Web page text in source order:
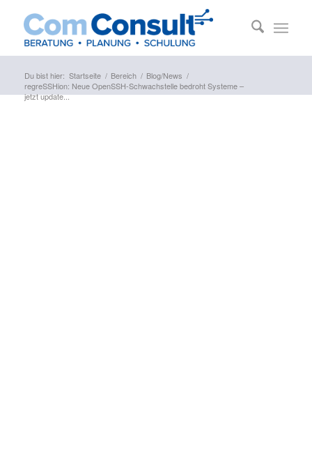
Du bist hier: Startseite / Bereich / Blog/News /
regreSSHion: Neue OpenSSH-Schwachstelle bedroht Systeme –
jetzt update...